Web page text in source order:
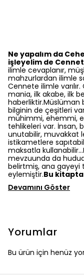
Ne yapalım da
işleyelim de
ilimle cevaplanır,
mahzurlardan ilimle
Cennete ilimle
mania, ilk akabe, ilk
haberliktir.Müslüman
bilginin de çeşitleri
mühimmi, ehemmi,
tehlikeleri var. İnsan,
unutabilir, muvakkat
istikametlere
maksatla
mevzuunda da
belirtmiş, ana gayeyi
eylemiştir.Bu
Devamını Göster
Yorumlar
Bu ürün için henüz